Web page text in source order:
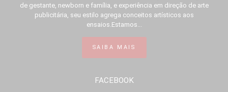
de gestante, newborn e família, e experiência em direção de arte
publicitária, seu estilo agrega conceitos artísticos aos
ensaios.Estamos...
SAIBA MAIS
FACEBOOK